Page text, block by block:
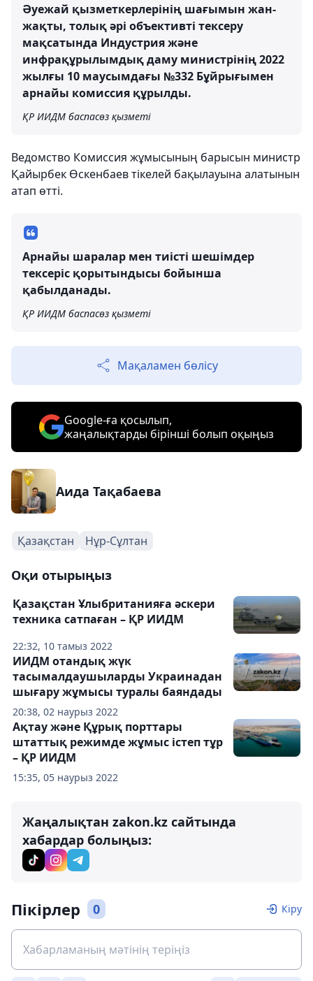
Әуежай қызметкерлерінің шағымын жан-
жақты, толық әрі объективті тексеру
мақсатында Индустрия және
инфрақұрылымдық даму министрінің 2022
жылғы 10 маусымдағы №332 Бұйрығымен
арнайы комиссия құрылды.
ҚР ИИДМ баспасөз қызметі
Ведомство Комиссия жұмысының барысын министр
Қайырбек Өскенбаев тікелей бақылауына алатынын
атап өтті.
Арнайы шаралар мен тиісті шешімдер
тексеріс қорытындысы бойынша
қабылданады.
ҚР ИИДМ баспасөз қызметі
Мақаламен бөлісу
Google-ға қосылып,
жаңалықтарды бірінші болып оқыңыз
Аида Тақабаева
Қазақстан Нұр-Сұлтан
Оқи отырыңыз
22:32, 10 тамыз 2022
Қазақстан Ұлыбританияға әскери
техника сатпаған – ҚР ИИДМ
20:38, 02 наурыз 2022
ИИДМ отандық жүк
тасымалдаушыларды Украинадан
шығару жұмысы туралы баяндады
15:35, 05 наурыз 2022
Ақтау және Құрық порттары
штаттық режимде жұмыс істеп тұр
– ҚР ИИДМ
Жаңалықтан zakon.kz сайтында
хабардар болыңыз:
Пікірлер 0 Кіру